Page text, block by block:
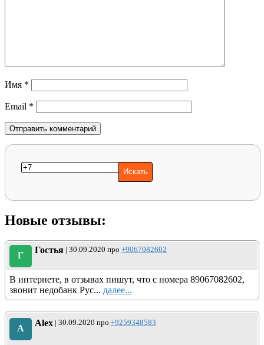
Имя *
Email *
Новые отзывы:
Г
Гостья | 30.09.2020 про +9067082602
В интернете, в отзывах пишут, что с номера 89067082602,
звонит недобанк Рус... далее...
A
Alex | 30.09.2020 про +9259348583